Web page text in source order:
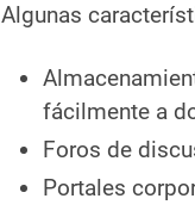
Algunas
fácilmente a
Foros de
Portales